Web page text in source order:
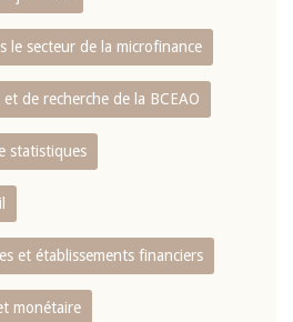
le secteur de la microfinance
de recherche de la BCEAO
statistiques
et établissements financiers
monétaire